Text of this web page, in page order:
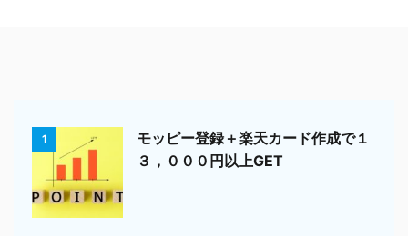
1
モッピー登録＋楽天カード作成で１
３，０００円以上GET